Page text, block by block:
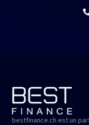
bestfinance.ch est un